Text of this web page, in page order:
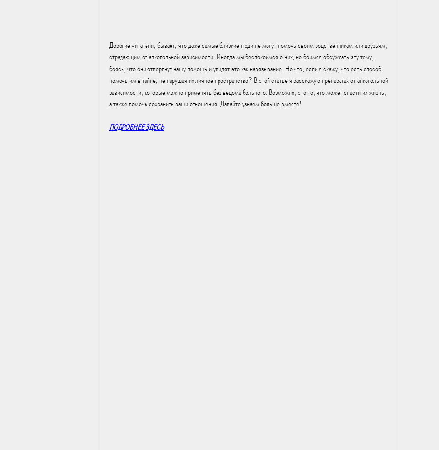
Дорогие читатели, бывает, что даже самые близкие люди не могут помочь своим родственникам или друзьям,
страдающим от алкогольной зависимости. Иногда мы беспокоимся о них, но боимся обсуждать эту тему,
боясь, что они отвергнут нашу помощь и увидят это как навязывание. Но что, если я скажу, что есть способ
помочь им в тайне, не нарушая их личное пространство? В этой статье я расскажу о препаратах от алкогольной
зависимости, которые можно применять без ведома больного. Возможно, это то, что может спасти их жизнь,
а также помочь сохранить ваши отношения. Давайте узнаем больше вместе!
ПОДРОБНЕЕ ЗДЕСЬ